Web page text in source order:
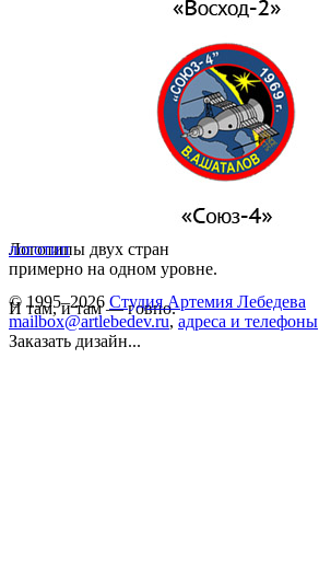
Логотипы двух стран
примерно на одном уровне.
И там, и там — говно.
логотип
© 1995–2026 Студия Артемия Лебедева
mailbox@artlebedev.ru, адреса и телефоны
Заказать дизайн...